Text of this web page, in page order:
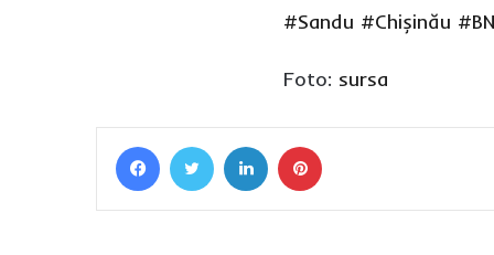
#Sandu #Chișinău
Foto: sursa
FacebookTwitter LinkedIn